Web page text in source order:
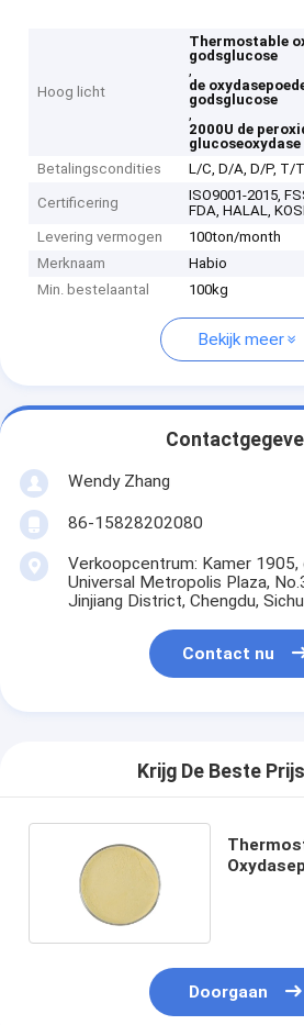
Hoog licht
Thermostable
godsglucose
,
de
godsglucose
,
2000U de
glucoseoxydase
Betalingscondities
L/C, D/A, D/P, T/T
Certificering
ISO9001-2015,
FDA, HALAL,
Levering vermogen
100ton/month
Merknaam
Habio
Min. bestelaantal
100kg
Bekijk meer
Wendy Zhang
86-15828202080
Verkoopcentrum: Kamer
Universal Metropolis Plaza,
Jinjiang District, Chengdu,
Contact nu
Krijg De Beste
Doorgaan